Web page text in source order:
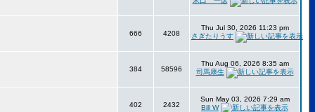
666 4208
Thu Jul 30, 2026 11:23 pm
さぎたりうす
384 58596
Thu Aug 06, 2026 8:35 am
司馬康生
402 2432
Sun May 03, 2026 7:29 am
Bill W